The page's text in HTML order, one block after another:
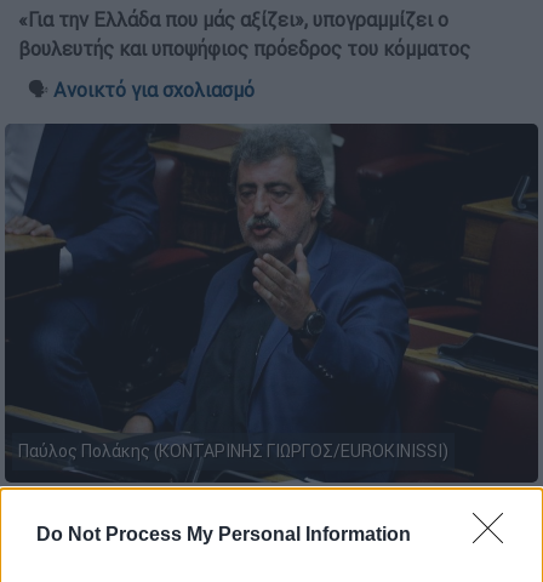
Do Not Process My Personal Information
«Για την Ελλάδα που μάς αξίζει», υπογραμμίζει ο
βουλευτής και υποψήφιος πρόεδρος του κόμματος
🗣️ Ανοικτό για σχολιασμό
Παύλος Πολάκης (ΚΟΝΤΑΡΙΝΗΣ ΓΙΩΡΓΟΣ/EUROKINISSI)
Προσθέστε το ΕΘΝΟΣ στη Google